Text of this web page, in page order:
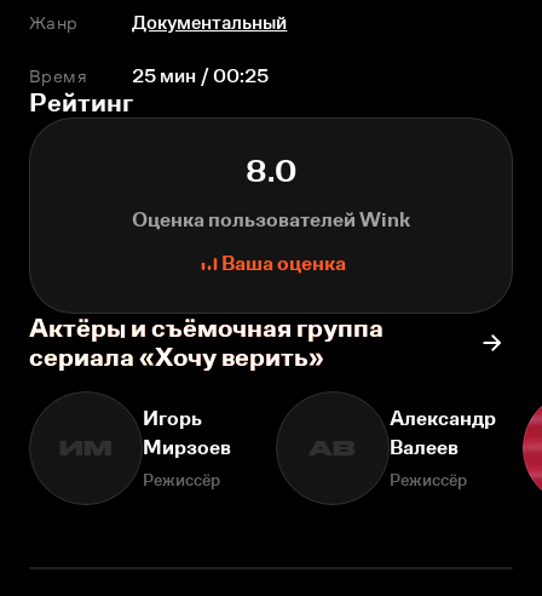
Жанр Документальный
Время 25 мин / 00:25
Рейтинг
8.0
Оценка пользователей Wink
Ваша оценка
Актёры и съёмочная группа
сериала «Хочу верить»
ИМ
Игорь
Мирзоев
Режиссёр
АВ
Александр
Валеев
Режиссёр